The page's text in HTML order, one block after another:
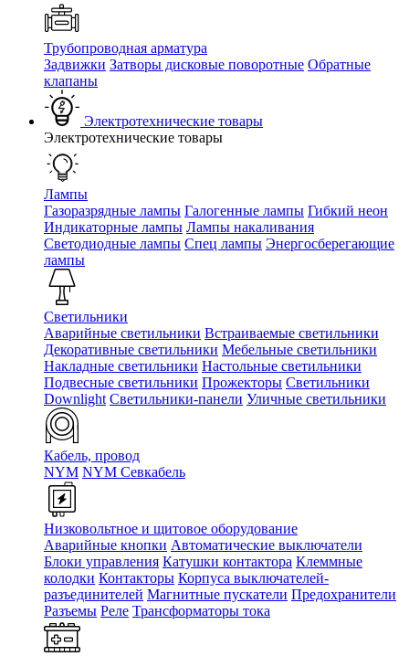
Трубопроводная арматура
Задвижки Затворы дисковые поворотные Обратные
клапаны
Электротехнические товары
Электротехнические товары
Лампы
Газоразрядные лампы Галогенные лампы Гибкий неон
Индикаторные лампы Лампы накаливания
Светодиодные лампы Спец лампы Энергосберегающие
лампы
Светильники
Аварийные светильники Встраиваемые светильники
Декоративные светильники Мебельные светильники
Накладные светильники Настольные светильники
Подвесные светильники Прожекторы Светильники
Downlight Светильники-панели Уличные светильники
Кабель, провод
NYM NYM Севкабель
Низковольтное и щитовое оборудование
Аварийные кнопки Автоматические выключатели
Блоки управления Катушки контактора Клеммные
колодки Контакторы Корпуса выключателей-
разъединителей Магнитные пускатели Предохранители
Разъемы Реле Трансформаторы тока